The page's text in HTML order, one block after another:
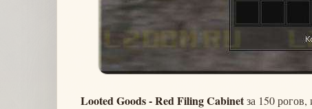
Looted Goods - Red Filing Cabinetза 150